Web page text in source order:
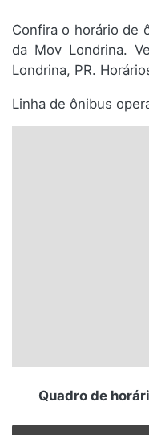
Rio de Janeiro
Confira o horário de
da Mov Londrina.
Londrina, PR.
Linha de ônibus
Quadro de